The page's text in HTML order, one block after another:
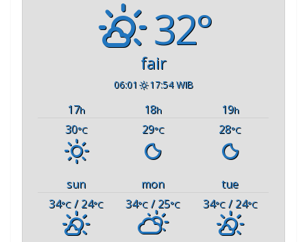
32°
fair
06:01 17:54 WIB
17h 18h 19h
30°C 29°C 28°C
sun mon
tue
34°C / 24°C 34°C / 25°C 34°C/ 24°C